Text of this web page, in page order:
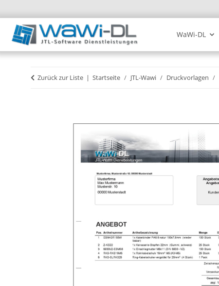
WaWi-DL
Zurück zur Liste Startseite JTL-Wawi Druckvorlagen